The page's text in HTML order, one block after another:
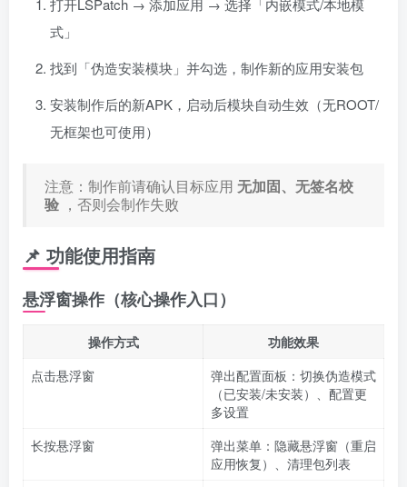
打开LSPatch → 添加应用 → 选择「内嵌模式/本地模
式」
找到「伪造安装模块」并勾选，制作新的应用安装包
安装制作后的新APK，启动后模块自动生效（无ROOT/
无框架也可使用）
注意：制作前请确认目标应用 无加固、无签名校
验 ，否则会制作失败
📌 功能使用指南
悬浮窗操作（核心操作入口）
操作方式
功能效果
点击悬浮窗
弹出配置面板：切换伪造模式
（已安装/未安装）、配置更
多设置
长按悬浮窗
弹出菜单：隐藏悬浮窗（重启
应用恢复）、清理包列表